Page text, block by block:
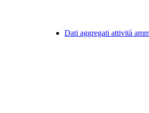
Dati aggregati attività